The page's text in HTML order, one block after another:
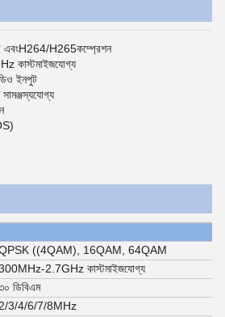
H264/H265কম্প্রেশন
কাস্টমাইজযোগ্য
ইনপুট
((4QAM), 16QAM, 64QAM
2.7GHz কাস্টমাইজযোগ্য
ডিবিএম
2/3/4/6/7/8MHz